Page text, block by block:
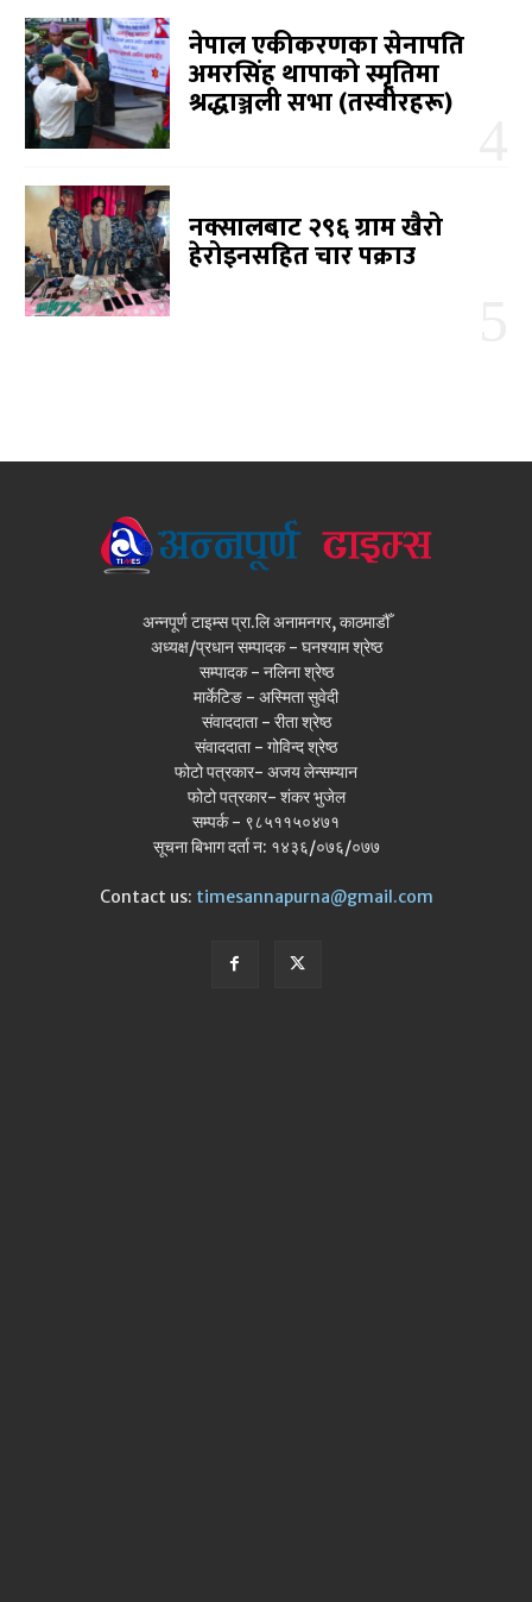
नेपाल एकीकरणका सेनापति
अमरसिंह थापाको स्मृतिमा
श्रद्धाञ्जली सभा (तस्वीरहरू)
नक्सालबाट २९६ ग्राम खैरो
हेरोइनसहित चार पक्राउ
अन्नपूर्ण टाइम्स प्रा.लि अनामनगर, काठमाडौँ
अध्यक्ष/प्रधान सम्पादक - घनश्याम श्रेष्ठ
सम्पादक - नलिना श्रेष्ठ
मार्केटिङ - अस्मिता सुवेदी
संवाददाता - रीता श्रेष्ठ
संवाददाता - गोविन्द श्रेष्ठ
फोटो पत्रकार- अजय लेन्सम्यान
फोटो पत्रकार- शंकर भुजेल
सम्पर्क - ९८५११५०४७१
सूचना बिभाग दर्ता न: १४३६/०७६/०७७
Contact us: timesannapurna@gmail.com